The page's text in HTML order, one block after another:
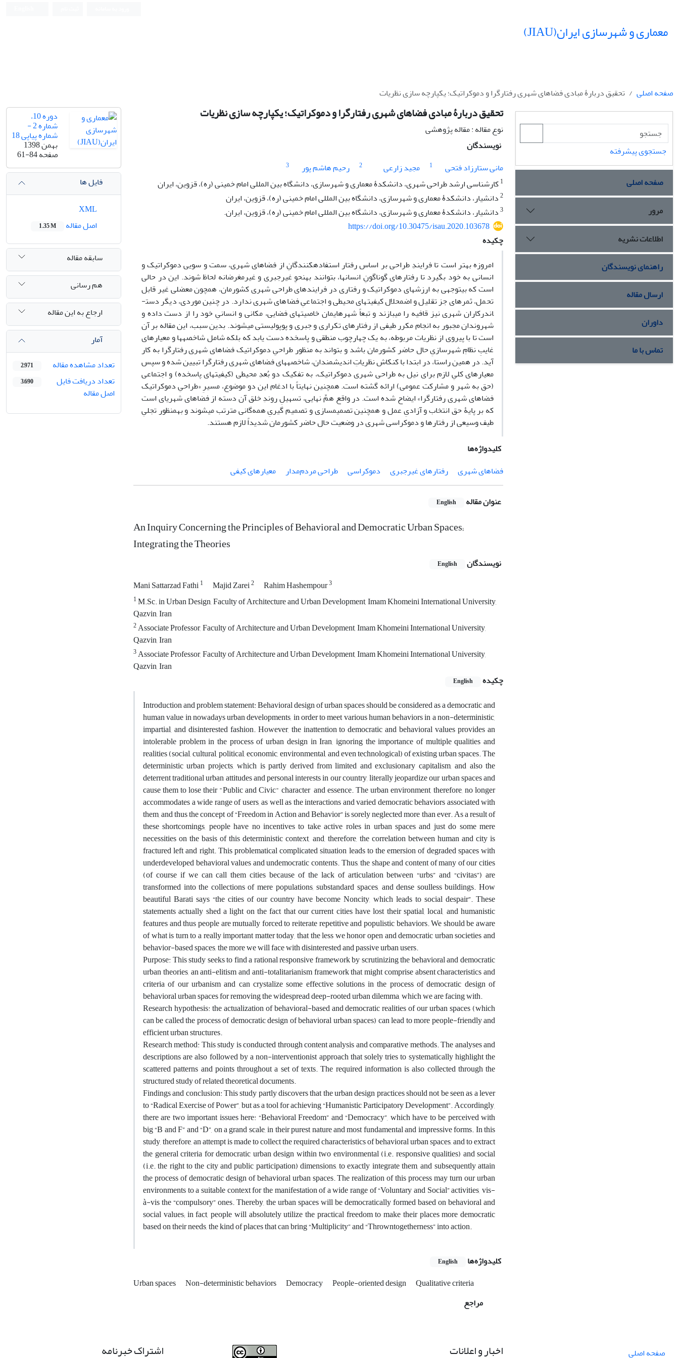
معماری و شهرسازی ایران(JIAU)
صفحه اصلی تحقیق دربارۀ مبادی فضاهای شهری رفتارگرا و دموکراتیک؛ یکپارچه سازی نظریات
تحقیق دربارۀ مبادی فضاهای شهری رفتارگرا و دموکراتیک؛ یکپارچه سازی نظریات
نوع مقاله : مقاله پژوهشی
نویسندگان
مانی ستارزاد فتحی
1 مجید زارعی 2 رحیم هاشم پور
3
1کارشناسی ارشد طراحی شهری، دانشکدۀ معماری و شهرسازی، دانشگاه بین المللی امام خمینی (ره)، قزوین، ایران
2دانشیار، دانشکدۀ معماری و شهرسازی، دانشگاه بین المللی امام خمینی (ره)، قزوین، ایران
3دانشیار، دانشکدۀ معماری و شهرسازی، دانشگاه بین المللی امام خمینی (ره)، قزوین، ایران.
https://doi.org/10.30475/isau.2020.103678
چکیده
امروزه بهتر است تا فرایندِ طراحی بر اساس رفتار استفاده­کنندگانِ از فضاهای شهری، سمت و سویی دموکراتیک و
انسانی به خود بگیرد تا رفتارهای گوناگونِ انسان­ها، بتوانند به­نحوِ غیرجبری و غیرمغرضانه لحاظ شوند. این در حالی
است که بی­توجهی به ارزش­های دموکراتیک و رفتاری در فرایند­های طراحی شهری کشورمان، همچون معضلی غیر قابل
تحمل، ثمره­ای جز تقلیل و اضمحلال کیفیت­های محیطی و اجتماعیِ فضاهای شهری ندارد. در چنین موردی، دیگر دست­
اندرکاران شهری نیز قافیه را می­بازند و تبعاً شهرهایمان خاصیت­های فضایی، مکانی و انسانیِ خود را از دست داده و
شهروندان مجبور به انجام مکرر طیفی از رفتارهای تکراری و جبری و پوپولیستی می­شوند. بدین سبب، این مقاله بر آن
است تا با پیروی از نظریات مربوطه، به یک چهارچوب منطقی و پاسخده دست یابد که بلکه شامل شاخصه­ها و معیارهای
غایبِ نظامِ شهرسازیِ حال حاضر کشورمان باشد و بتواند به منظور طراحیِ دموکراتیک فضاهای شهری رفتارگرا به کار
آید. در همین راستا، در ابتدا با کنکاش نظریاتِ اندیشمندان، شاخصه­های فضاهای شهری رفتارگرا تبیین شده و سپس
معیارهای کلیِ لازم برای نیل به طراحی شهری دموکراتیک، به تفکیک دو بُعدِ محیطی (کیفیت­های پاسخده) و اجتماعی
(حق به شهر و مشارکت عمومی) ارائه گشته است. همچنین نهایتاً با ادغام این دو موضوع، مسیرِ «طراحیِ دموکراتیک
فضاهای شهری رفتارگرا» ایضاح شده است. در واقع همِّ نهایی، تسهیلِ روندِ خلق آن دسته از فضاهای شهری­ای است
که بر پایۀ حق انتخاب و آزادیِ عمل و همچنین تصمیم­سازی و تصمیم گیریِ همه‌گانی مترتب می­شوند و به­منظور تجلیِ
طیف وسیعی از رفتارها و دموکراسی شهری در وضعیت حال حاضر کشورمان شدیداً لازم هستند.
کلیدواژه‌ها
فضاهای شهری
رفتارهای غیرجبری دموکراسی طراحی مردم‌مدار معیارهای کیفی
عنوان مقاله English
An Inquiry Concerning the Principles of Behavioral and Democratic Urban Spaces;
Integrating the Theories
نویسندگان English
Mani Sattarzad Fathi1 Majid Zarei2 Rahim Hashempour3
1M.Sc. in Urban Design, Faculty of Architecture and Urban Development, Imam Khomeini International University,
Qazvin, Iran
2Associate Professor, Faculty of Architecture and Urban Development, Imam Khomeini International University,
Qazvin, Iran
3Associate Professor, Faculty of Architecture and Urban Development, Imam Khomeini International University,
Qazvin, Iran
چکیده
English
Introduction and problem statement: Behavioral design of urban spaces should be considered as a democratic and
human value in nowadays urban developments, in order to meet various human behaviors in a non-deterministic,
impartial, and disinterested fashion. However, the inattention to democratic and behavioral values provides an
intolerable problem in the process of urban design in Iran, ignoring the importance of multiple qualities and
realities (social, cultural, political, economic, environmental, and even technological) of existing urban spaces. The
deterministic urban projects, which is partly derived from limited and exclusionary capitalism, and also the
deterrent traditional urban attitudes and personal interests in our country, literally jeopardize our urban spaces and
cause them to lose their "Public and Civic" character and essence. The urban environment, therefore, no longer
accommodates a wide range of users, as well as the interactions and varied democratic behaviors associated with
them, and thus the concept of “Freedom in Action and Behavior” is sorely neglected more than ever. As a result of
these shortcomings, people have no incentives to take active roles in urban spaces and just do some mere
necessities on the basis of this deterministic context, and, therefore, the correlation between human and city is
fractured left and right. This problematical complicated situation leads to the emersion of degraded spaces with
underdeveloped behavioral values and undemocratic contents. Thus, the shape and content of many of our cities
(of course if we can call them cities because of the lack of articulation between “urbs” and “civitas”) are
transformed into the collections of mere populations, substandard spaces, and dense soulless buildings. How
beautiful Barati says “the cities of our country have become Noncity, which leads to social despair”. These
statements actually shed a light on the fact that our current cities have lost their spatial, local, and humanistic
features and thus people are mutually forced to reiterate repetitive and populistic behaviors. We should be aware
of what is turn to a really important matter today, that the less we honor open and democratic urban societies and
behavior-based spaces, the more we will face with disinterested and passive urban users.
Purpose: This study seeks to find a rational responsive framework by scrutinizing the behavioral and democratic
urban theories, an anti-elitism and anti-totalitarianism framework that might comprise absent characteristics and
criteria of our urbanism and can crystalize some effective solutions in the process of democratic design of
behavioral urban spaces for removing the widespread deep-rooted urban dilemma, which we are facing with.
Research hypothesis: the actualization of behavioral-based and democratic realities of our urban spaces (which
can be called the process of democratic design of behavioral urban spaces) can lead to more people-friendly and
efficient urban structures.
Research method: This study is conducted through content analysis and comparative methods. The analyses and
descriptions are also followed by a non-interventionist approach that solely tries to systematically highlight the
scattered patterns and points throughout a set of texts. The required information is also collected through the
structured study of related theoretical documents.
Findings and conclusion: This study partly discovers that the urban design practices should not be seen as a lever
to “Radical Exercise of Power”, but as a tool for achieving “Humanistic Participatory Development”. Accordingly,
there are two important issues here: “Behavioral Freedom” and “Democracy”, which have to be perceived with
big “B and F” and “D”, on a grand scale, in their purest nature and most fundamental and impressive forms. In this
study, therefore, an attempt is made to collect the required characteristics of behavioral urban spaces, and to extract
the general criteria for democratic urban design within two environmental (i.e. responsive qualities) and social
(i.e. the right to the city and public participation) dimensions, to exactly integrate them, and subsequently attain
the process of democratic design of behavioral urban spaces. The realization of this process may turn our urban
environments to a suitable context for the manifestation of a wide range of “Voluntary and Social” activities, vis-
à-vis the “compulsory” ones. Thereby, the urban spaces will be democratically formed based on behavioral and
social values; in fact, people will absolutely utilize the practical freedom to make their places more democratic
based on their needs, the kind of places that can bring “Multiplicity” and “Throwntogetherness” into action.
کلیدواژه‌ها English
Urban spaces Non-deterministic behaviors Democracy People-oriented design
Qualitative criteria
مراجع
دوره 10،
شماره 2 -
شماره پیاپی 18
بهمن 1398
صفحه61-84
فایل ها
اصل مقاله
1.35 M
سابقه مقاله
هم رسانی
ارجاع به این مقاله
آمار
تعداد مشاهده مقاله
2,971
تعداد دریافت فایل
اصل مقاله
3,690
جستجوی پیشرفته
صفحه اصلی
مرور
اطلاعات نشریه
راهنمای نویسندگان
ارسال مقاله
داوران
تماس با ما
صفحه اصلی اخبار و اعلانات اشتراک خبرنامه